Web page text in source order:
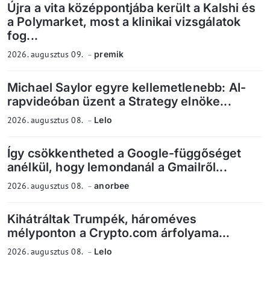
Újra a vita középpontjába került a Kalshi és
a Polymarket, most a klinikai vizsgálatok
fog...
2026. augusztus 09. premik
Michael Saylor egyre kellemetlenebb: AI-
rapvideóban üzent a Strategy elnöke...
2026. augusztus 08. Lelo
Így csökkentheted a Google-függőséget
anélkül, hogy lemondanál a Gmailről...
2026. augusztus 08. anorbee
Kihátráltak Trumpék, hároméves
mélyponton a Crypto.com árfolyama...
2026. augusztus 08. Lelo